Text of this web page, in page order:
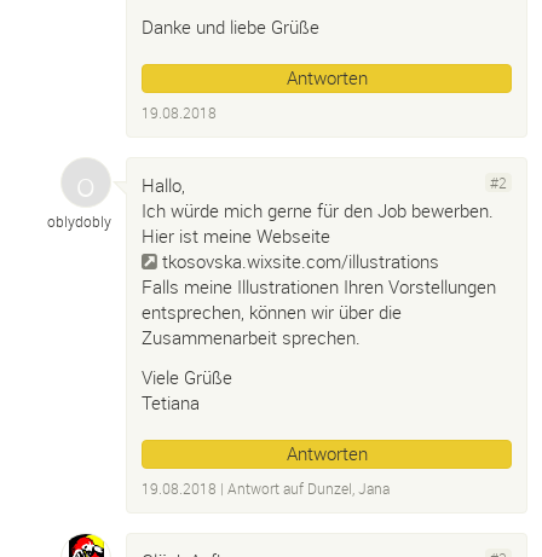
Danke und liebe Grüße
Antworten
19.08.2018
oblydobly
#2
Hallo,
Ich würde mich gerne für den Job bewerben.
Hier ist meine Webseite
tkosovska.wixsite.com/illustrations
Falls meine Illustrationen Ihren Vorstellungen
entsprechen, können wir über die
Zusammenarbeit sprechen.
Viele Grüße
Tetiana
Antworten
19.08.2018 | Antwort auf Dunzel, Jana